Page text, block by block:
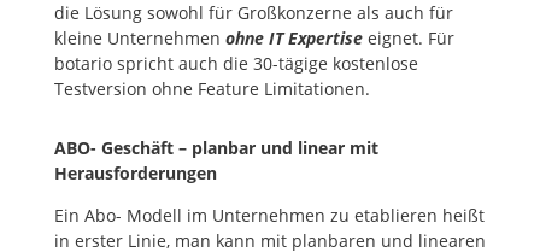
die Lösung sowohl für Großkonzerne als auch für
kleine Unternehmen ohne IT Expertiseeignet. Für
botario spricht auch die 30-tägige kostenlose
Testversion ohne Feature Limitationen.
ABO- Geschäft – planbar und linear mit
Herausforderungen
Ein Abo- Modell im Unternehmen zu etablieren heißt
in erster Linie, man kann mit planbaren und linearen